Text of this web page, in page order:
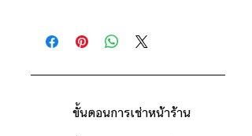
ติดต่อร้านเพื่อสอบถามราคา
ดูแผนที่ร้าน
ขั้นตอนการเช่าหน้าร้าน